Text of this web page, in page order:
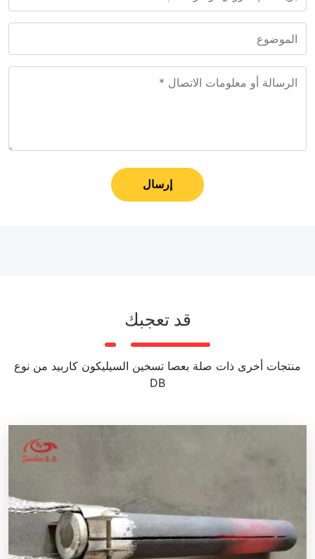
إرسال
قد تعجبك
منتجات أخرى ذات صلة بعصا تسخين السيليكون كاربيد من نوع
DB